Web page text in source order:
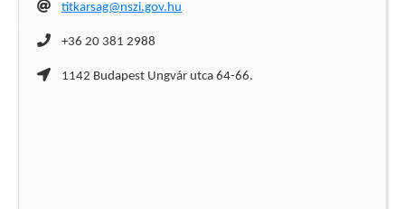
titkarsag@nszi.gov.hu
+36 20 381 2988
1142 Budapest Ungvár utca 64-66.